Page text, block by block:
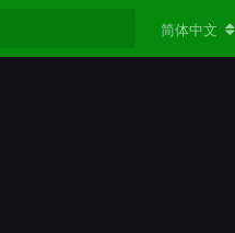
简体中文